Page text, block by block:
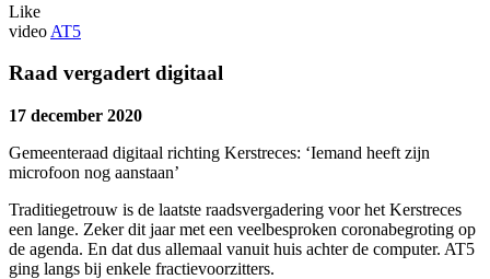
Like
video AT5
Raad vergadert digitaal
17 december 2020
Gemeenteraad digitaal richting Kerstreces: ‘Iemand heeft zijn
microfoon nog aanstaan’
Traditiegetrouw is de laatste raadsvergadering voor het Kerstreces
een lange. Zeker dit jaar met een veelbesproken coronabegroting op
de agenda. En dat dus allemaal vanuit huis achter de computer. AT5
ging langs bij enkele fractievoorzitters.